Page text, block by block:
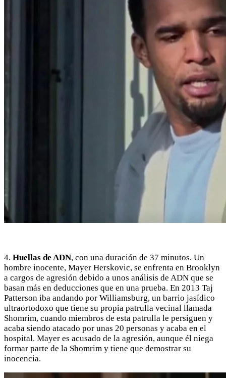
4. Huellas de ADN, con una duración de 37 minutos. Un
hombre inocente, Mayer Herskovic, se enfrenta en Brooklyn
a cargos de agresión debido a unos análisis de ADN que se
basan más en deducciones que en una prueba. En 2013 Taj
Patterson iba andando por Williamsburg, un barrio jasídico
ultraortodoxo que tiene su propia patrulla vecinal llamada
Shomrim, cuando miembros de esta patrulla le persiguen y
acaba siendo atacado por unas 20 personas y acaba en el
hospital. Mayer es acusado de la agresión, aunque él niega
formar parte de la Shomrim y tiene que demostrar su
inocencia.